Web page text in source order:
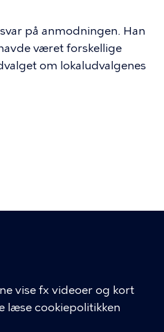
vise fx videoer og kort
læse cookiepolitikken
på anmodningen. Han
været forskellige
om lokaludvalgenes